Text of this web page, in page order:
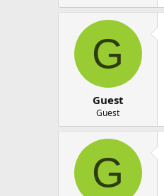
a
ä
G
Guest
Guest
G